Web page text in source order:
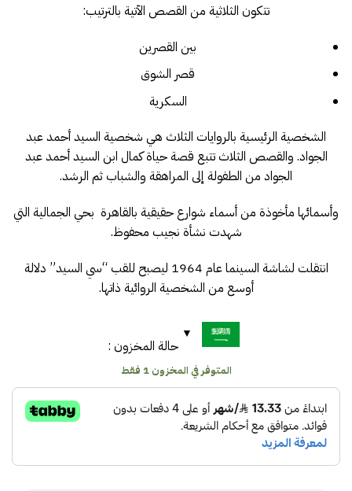
تتكون الثلاثية من القصص الآتية بالترتيب:
بين القصرين
قصر الشوق
السكرية
الشخصية الرئيسية بالروايات الثلاث هي شخصية السيد أحمد عبد
الجواد. والقصص الثلاث تتبع قصة حياة كمال ابن السيد أحمد عبد
الجواد من الطفولة إلى المراهقة والشباب ثم الرشد.
وأسمائها مأخوذة من أسماء شوارع حقيقية بالقاهرة بحي الجمالية التي
شهدت نشأة نجيب محفوظ.
انتقلت لشاشة السينما عام 1964 ليصبح للقب “سي السيد” دلالة
أوسع من الشخصية الروائية ذاتها.
حالة المخزون :
المتوفر في المخزون 1 فقط